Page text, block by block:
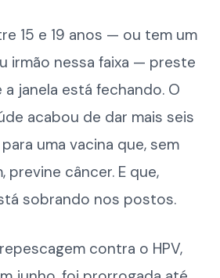
15 e 19 anos — ou tem um
irmão nessa faixa — preste
janela está fechando. O
acabou de dar mais seis
uma vacina que, sem
previne câncer. E que,
sobrando nos postos.
contra o HPV,